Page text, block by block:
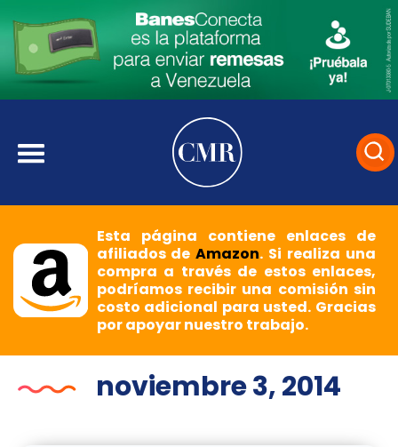
Esta página contiene enlaces de
afiliados deAmazon. Si realiza una
compra a través de estos enlaces,
podríamos recibir una comisión sin
costo adicional para usted. Gracias
por apoyar nuestro trabajo.
noviembre 3, 2014